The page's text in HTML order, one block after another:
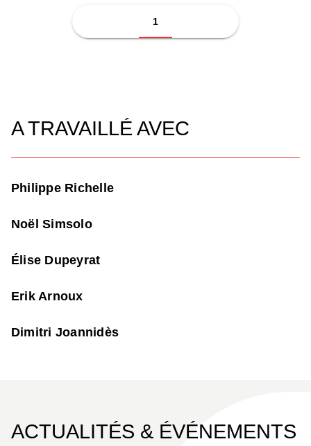
1
A TRAVAILLÉ AVEC
Philippe Richelle
Noël Simsolo
Élise Dupeyrat
Erik Arnoux
Dimitri Joannidès
ACTUALITÉS & ÉVÉNEMENTS